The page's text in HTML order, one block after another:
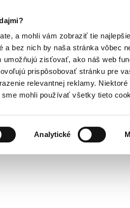
a mohli vám zobraziť tie
a bez nich by naša stránka vôbec
zisťovať, ako náš web
prispôsobovať stránku pre
relevantnej reklamy.
mohli používať všetky tieto
Analytické